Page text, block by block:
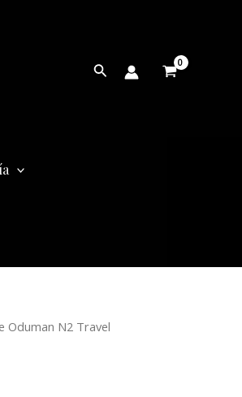
Buscar
Oduman N2 Travel